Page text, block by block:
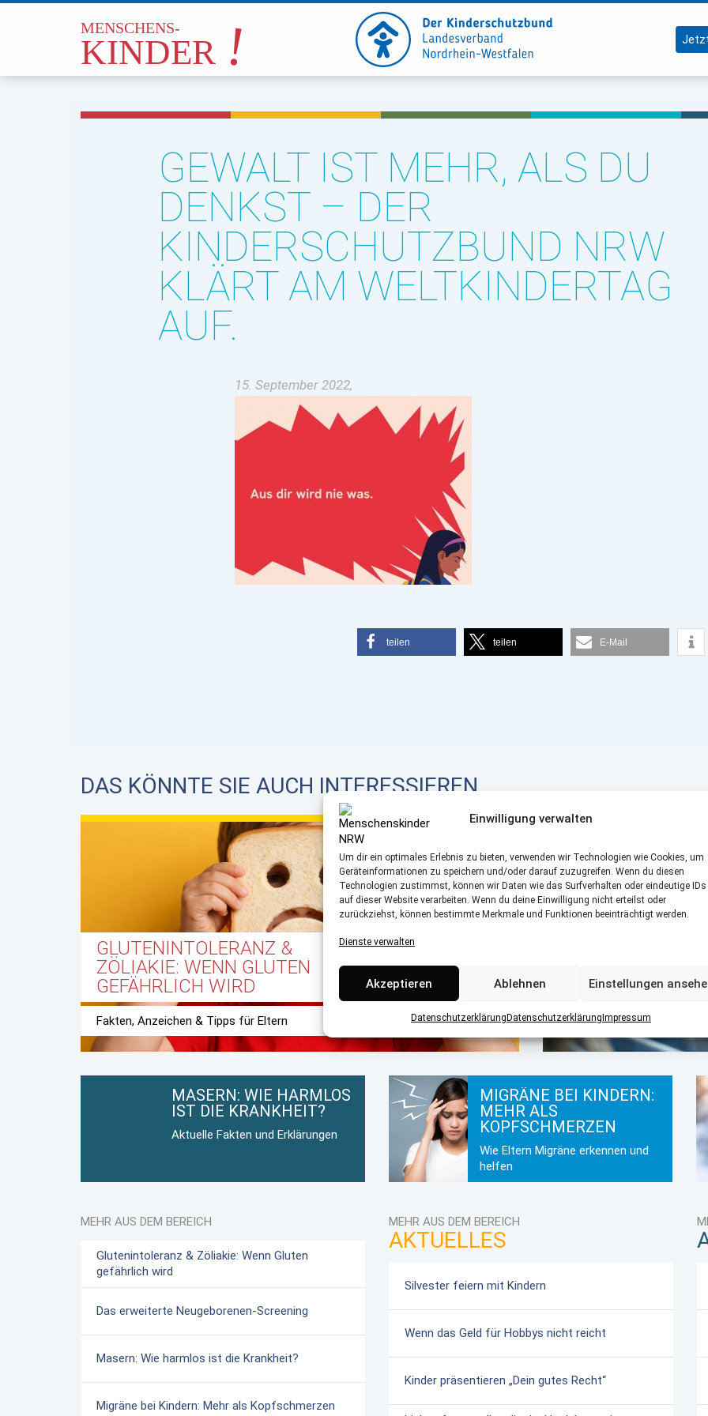
Einwilligung verwalten
Um dir ein optimales Erlebnis zu bieten, verwenden wir Technologien wie Cookies, um
Geräteinformationen zu speichern und/oder darauf zuzugreifen. Wenn du diesen
Technologien zustimmst, können wir Daten wie das Surfverhalten oder eindeutige IDs
auf dieser Website verarbeiten. Wenn du deine Einwilligung nicht erteilst oder
zurückziehst, können bestimmte Merkmale und Funktionen beeinträchtigt werden.
Dienste verwalten
Akzeptieren Ablehnen Einstellungen
Datenschutzerklärung Datenschutzerklärung Impressum
GEWALT IST MEHR, ALS DU
DENKST – DER
KINDERSCHUTZBUND NRW
KLÄRT AM WELTKINDERTAG
AUF.
15. September 2022,
teilen teilen E-Mail
DAS KÖNNTE SIE AUCH INTERESSIEREN
GLUTENINTOLERANZ &
ZÖLIAKIE: WENN GLUTEN
GEFÄHRLICH WIRD
Fakten, Anzeichen & Tipps für Eltern
SCREENING
Fakten, Vorteile und Ablauf
MASERN: WIE HARMLOS
IST DIE KRANKHEIT?
Aktuelle Fakten und Erklärungen
MIGRÄNE BEI KINDERN:
MEHR ALS
KOPFSCHMERZEN
Wie Eltern Migräne erkennen und
helfen
MEHR AUS DEM BEREICH
Glutenintoleranz & Zöliakie: Wenn Gluten
gefährlich wird
Das erweiterte Neugeborenen-Screening
Masern: Wie harmlos ist die Krankheit?
Migräne bei Kindern: Mehr als Kopfschmerzen
MEHR AUS DEM BEREICH
AKTUELLES
Silvester feiern mit Kindern
Wenn das Geld für Hobbys nicht reicht
Kinder präsentieren „Dein gutes Recht“